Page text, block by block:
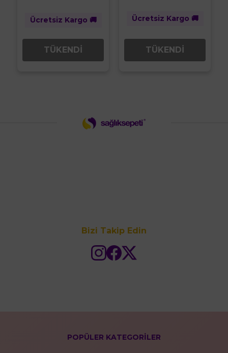
Ücretsiz Kargo 🚚
TÜKENDİ
Ücretsiz Kargo 🚚
TÜKENDİ
Bizi Takip Edin
POPÜLER KATEGORİLER